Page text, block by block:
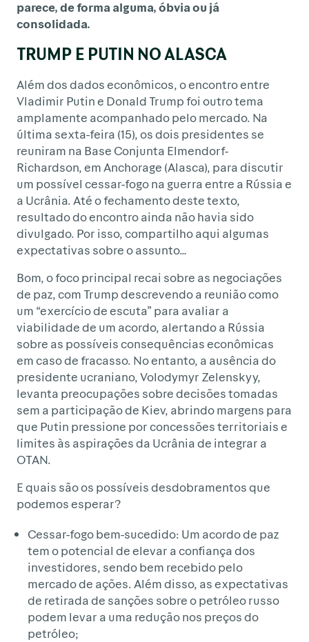
parece, de forma alguma, óbvia ou já
consolidada.
TRUMP E PUTIN NO ALASCA
Além dos dados econômicos, o encontro entre
Vladimir Putin e Donald Trump foi outro tema
amplamente acompanhado pelo mercado. Na
última sexta-feira (15), os dois presidentes se
reuniram na Base Conjunta Elmendorf-
Richardson, em Anchorage (Alasca), para discutir
um possível cessar-fogo na guerra entre a Rússia e
a Ucrânia. Até o fechamento deste texto,
resultado do encontro ainda não havia sido
divulgado. Por isso, compartilho aqui algumas
expectativas sobre o assunto…
Bom, o foco principal recai sobre as negociações
de paz, com Trump descrevendo a reunião como
um “exercício de escuta” para avaliar a
viabilidade de um acordo, alertando a Rússia
sobre as possíveis consequências econômicas
em caso de fracasso. No entanto, a ausência do
presidente ucraniano, Volodymyr Zelenskyy,
levanta preocupações sobre decisões tomadas
sem a participação de Kiev, abrindo margens para
que Putin pressione por concessões territoriais e
limites às aspirações da Ucrânia de integrar a
OTAN.
E quais são os possíveis desdobramentos que
podemos esperar?
Cessar-fogo bem-sucedido: Um acordo de paz
tem o potencial de elevar a confiança dos
investidores, sendo bem recebido pelo
mercado de ações. Além disso, as expectativas
de retirada de sanções sobre o petróleo russo
podem levar a uma redução nos preços do
petróleo;